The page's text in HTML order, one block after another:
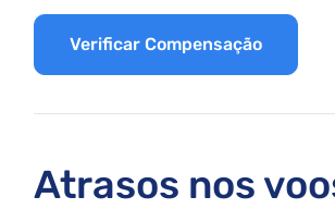
Verificar Compensação
Atrasos nos